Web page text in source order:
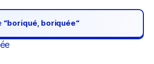
“boriqué, boriquée“